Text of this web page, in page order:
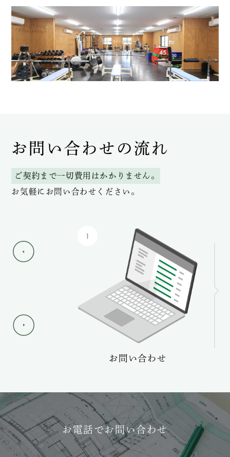
お問い合わせの流れ
ご契約まで一切費用はかかりません。
お気軽にお問い合わせください。
1
お問い合わせ
お電話でお問い合わせ